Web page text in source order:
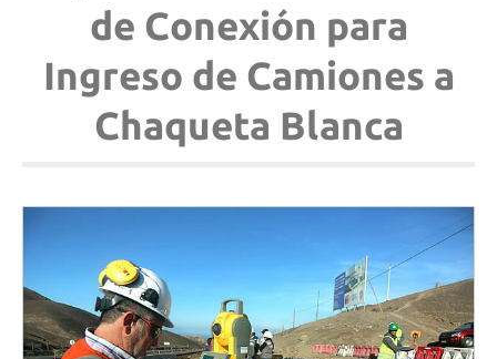
de Conexión para
Ingreso de Camiones a
Chaqueta Blanca